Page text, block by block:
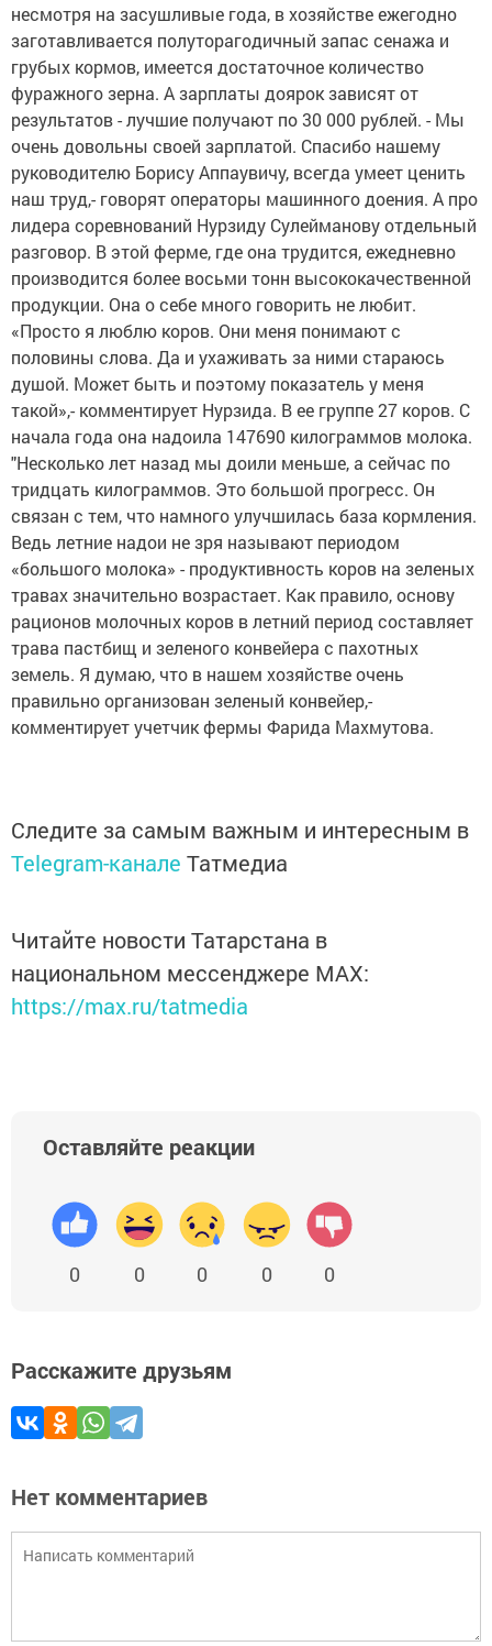
несмотря на засушливые года, в хозяйстве ежегодно
заготавливается полуторагодичный запас сенажа и
грубых кормов, имеется достаточное количество
фуражного зерна. А зарплаты доярок зависят от
результатов - лучшие получают по 30 000 рублей. - Мы
очень довольны своей зарплатой. Спасибо нашему
руководителю Борису Аппаувичу, всегда умеет ценить
наш труд,- говорят операторы машинного доения. А про
лидера соревнований Нурзиду Сулейманову отдельный
разговор. В этой ферме, где она трудится, ежедневно
производится более восьми тонн высококачественной
продукции. Она о себе много говорить не любит.
«Просто я люблю коров. Они меня понимают с
половины слова. Да и ухаживать за ними стараюсь
душой. Может быть и поэтому показатель у меня
такой»,- комментирует Нурзида. В ее группе 27 коров. С
начала года она надоила 147690 килограммов молока.
"Несколько лет назад мы доили меньше, а сейчас по
тридцать килограммов. Это большой прогресс. Он
связан с тем, что намного улучшилась база кормления.
Ведь летние надои не зря называют периодом
«большого молока» - продуктивность коров на зеленых
травах значительно возрастает. Как правило, основу
рационов молочных коров в летний период составляет
трава пастбищ и зеленого конвейера с пахотных
земель. Я думаю, что в нашем хозяйстве очень
правильно организован зеленый конвейер,-
комментирует учетчик фермы Фарида Махмутова.
Следите за самым важным и интересным в
Telegram-канале Татмедиа
Читайте новости Татарстана в
национальном мессенджере MАХ:
https://max.ru/tatmedia
Оставляйте реакции
0 0 0 0 0
Расскажите друзьям
Нет комментариев